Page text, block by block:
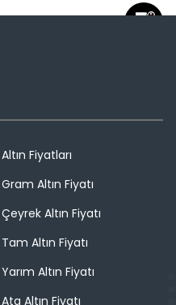
Altın Fiyatları
Gram Altın Fiyatı
Çeyrek Altın Fiyatı
Tam Altın Fiyatı
Yarım Altın Fiyatı
Ata Altın Fiyatı